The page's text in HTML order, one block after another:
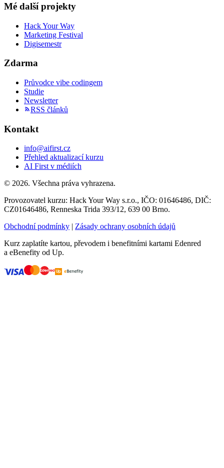
Mé další projekty
Hack Your Way
Marketing Festival
Digisemestr
Zdarma
Průvodce vibe codingem
Studie
Newsletter
RSS článků
Kontakt
info@aifirst.cz
Přehled aktualizací kurzu
AI First v médiích
© 2026. Všechna práva vyhrazena.
Provozovatel kurzu: Hack Your Way s.r.o., IČO: 01646486, DIČ:
CZ01646486, Renneska Trida 393/12, 639 00 Brno.
Obchodní podmínky | Zásady ochrany osobních údajů
Kurz zaplatíte kartou, převodem i benefitními kartami Edenred
a eBenefity od Up.